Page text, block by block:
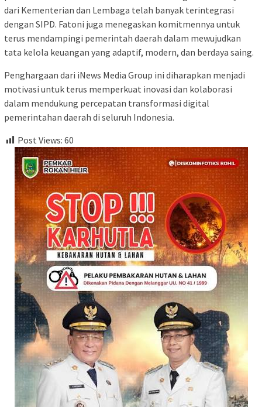
dari Kementerian dan Lembaga telah banyak terintegrasi
dengan SIPD. Fatoni juga menegaskan komitmennya untuk
terus mendampingi pemerintah daerah dalam mewujudkan
tata kelola keuangan yang adaptif, modern, dan berdaya saing.
Penghargaan dari iNews Media Group ini diharapkan menjadi
motivasi untuk terus memperkuat inovasi dan kolaborasi
dalam mendukung percepatan transformasi digital
pemerintahan daerah di seluruh Indonesia.
Post Views: 60